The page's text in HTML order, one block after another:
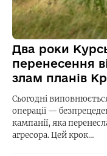
Два роки
перенесення
злам планів
Сьогодні
операції —
кампанії, яка
агресора. Цей крок…